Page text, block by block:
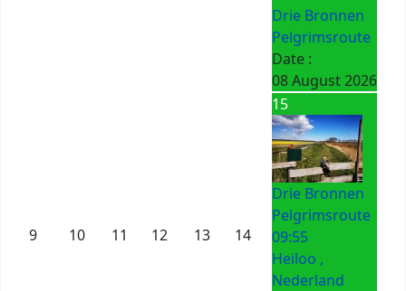
Drie Bronnen
Pelgrimsroute
Date :
08 August 2026
9 10 11 12 13 14
15
Drie Bronnen
Pelgrimsroute
09:55
Heiloo ,
Nederland